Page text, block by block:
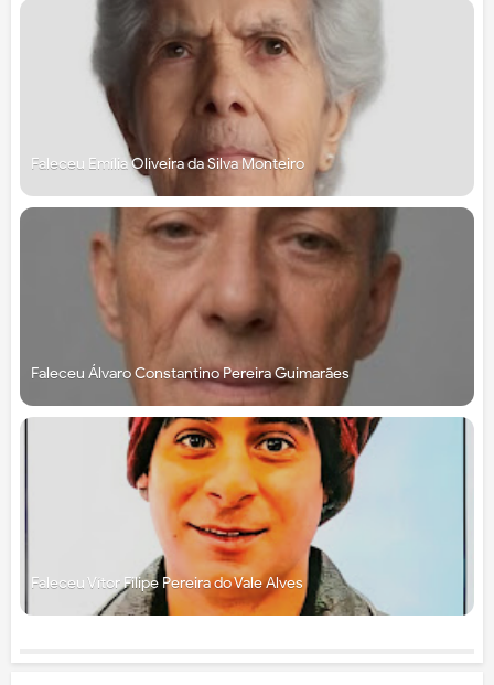
Faleceu Emília Oliveira da Silva Monteiro
Faleceu Álvaro Constantino Pereira Guimarães
Faleceu Vítor Filipe Pereira do Vale Alves